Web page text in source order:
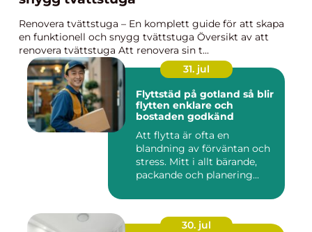
Renovera tvättstuga – En komplett guide för att skapa
en funktionell och snygg tvättstuga Översikt av att
renovera tvättstuga Att renovera sin t...
31. jul
Flyttstäd på gotland så blir
flytten enklare och
bostaden godkänd
Att flytta är ofta en
blandning av förväntan och
stress. Mitt i allt bärande,
packande och planering...
30. jul